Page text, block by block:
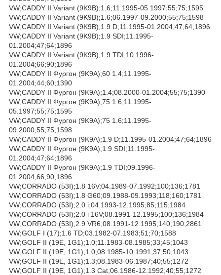
VW;CADDY II Variant (9K9B);1.6;11.1995-05.1997;55;75;1595
VW;CADDY II Variant (9K9B);1.6;06.1997-09.2000;55;75;1598
VW;CADDY II Variant (9K9B);1.9 D;11.1995-01.2004;47;64;1896
VW;CADDY II Variant (9K9B);1.9 SDI;11.1995-
01.2004;47;64;1896
VW;CADDY II Variant (9K9B);1.9 TDI;10.1996-
01.2004;66;90;1896
VW;CADDY II Фургон (9K9A);60 1.4;11.1995-
01.2004;44;60;1390
VW;CADDY II Фургон (9K9A);1.4;08.2000-01.2004;55;75;1390
VW;CADDY II Фургон (9K9A);75 1.6;11.1995-
05.1997;55;75;1595
VW;CADDY II Фургон (9K9A);75 1.6;11.1995-
09.2000;55;75;1598
VW;CADDY II Фургон (9K9A);1.9 D;11.1995-01.2004;47;64;1896
VW;CADDY II Фургон (9K9A);1.9 SDI;11.1995-
01.2004;47;64;1896
VW;CADDY II Фургон (9K9A);1.9 TDI;09.1996-
01.2004;66;90;1896
VW;CORRADO (53I);1.8 16V;04.1989-07.1992;100;136;1781
VW;CORRADO (53I);1.8 G60;09.1988-09.1993;118;160;1781
VW;CORRADO (53I);2.0 i;04.1993-12.1995;85;115;1984
VW;CORRADO (53I);2.0 i 16V;08.1991-12.1995;100;136;1984
VW;CORRADO (53I);2.9 VR6;08.1991-12.1995;140;190;2861
VW;GOLF I (17);1.6 TD;03.1982-07.1983;51;70;1588
VW;GOLF II (19E, 1G1);1.0;11.1983-08.1985;33;45;1043
VW;GOLF II (19E, 1G1);1.0;08.1985-10.1991;37;50;1043
VW;GOLF II (19E, 1G1);1.3;08.1983-06.1987;40;55;1272
VW;GOLF II (19E, 1G1);1.3 Cat;06.1986-12.1992;40;55;1272